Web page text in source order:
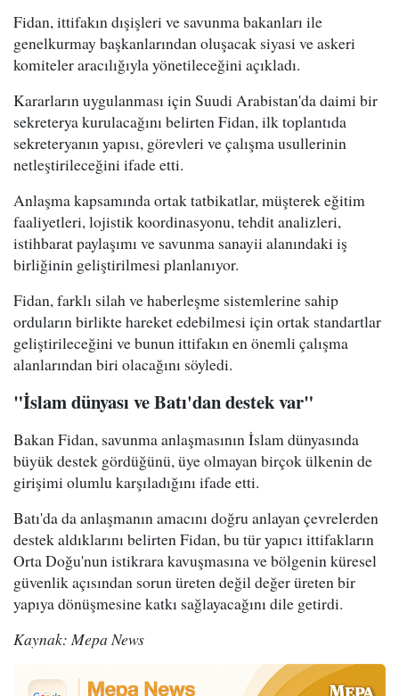
Fidan, ittifakın dışişleri ve savunma bakanları ile
genelkurmay başkanlarından oluşacak siyasi ve askeri
komiteler aracılığıyla yönetileceğini açıkladı.
Kararların uygulanması için Suudi Arabistan'da daimi bir
sekreterya kurulacağını belirten Fidan, ilk toplantıda
sekreteryanın yapısı, görevleri ve çalışma usullerinin
netleştirileceğini ifade etti.
Anlaşma kapsamında ortak tatbikatlar, müşterek eğitim
faaliyetleri, lojistik koordinasyonu, tehdit analizleri,
istihbarat paylaşımı ve savunma sanayii alanındaki iş
birliğinin geliştirilmesi planlanıyor.
Fidan, farklı silah ve haberleşme sistemlerine sahip
orduların birlikte hareket edebilmesi için ortak standartlar
geliştirileceğini ve bunun ittifakın en önemli çalışma
alanlarından biri olacağını söyledi.
"İslam dünyası ve Batı'dan destek var"
Bakan Fidan, savunma anlaşmasının İslam dünyasında
büyük destek gördüğünü, üye olmayan birçok ülkenin de
girişimi olumlu karşıladığını ifade etti.
Batı'da da anlaşmanın amacını doğru anlayan çevrelerden
destek aldıklarını belirten Fidan, bu tür yapıcı ittifakların
Orta Doğu'nun istikrara kavuşmasına ve bölgenin küresel
güvenlik açısından sorun üreten değil değer üreten bir
yapıya dönüşmesine katkı sağlayacağını dile getirdi.
Kaynak: Mepa News